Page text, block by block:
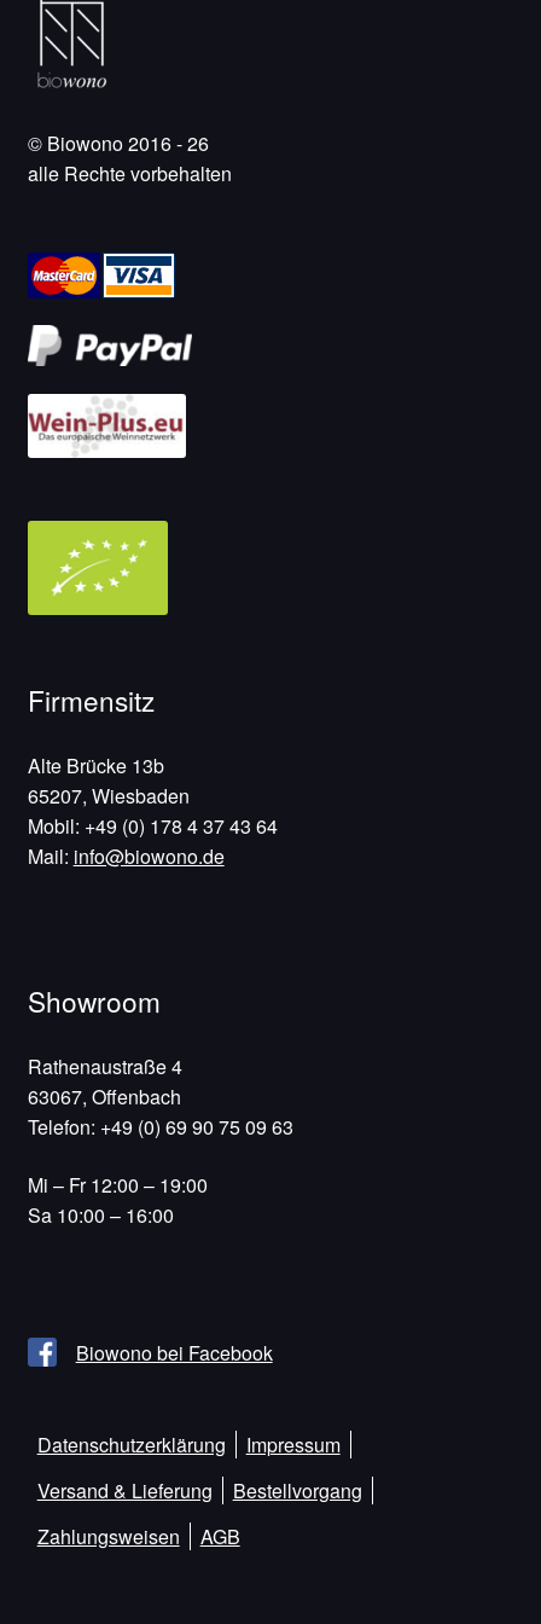
© Biowono 2016 - 26
alle Rechte vorbehalten
Firmensitz
Alte Brücke 13b
65207, Wiesbaden
Mobil: +49 (0) 178 4 37 43 64
Mail: info@biowono.de
Showroom
Rathenaustraße 4
63067, Offenbach
Telefon: +49 (0) 69 90 75 09 63
Mi – Fr 12:00 – 19:00
Sa 10:00 – 16:00
Biowono bei Facebook
Datenschutzerklärung
Impressum
Versand & Lieferung
Bestellvorgang
Zahlungsweisen
AGB